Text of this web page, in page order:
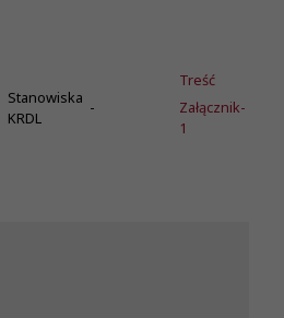
Stanowiska
KRDL
-
Treść
Załącznik-
1